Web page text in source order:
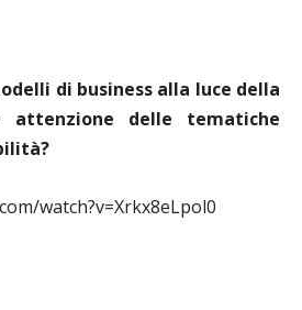
di business alla luce della
attenzione delle tematiche
watch?v=Xrkx8eLpol0